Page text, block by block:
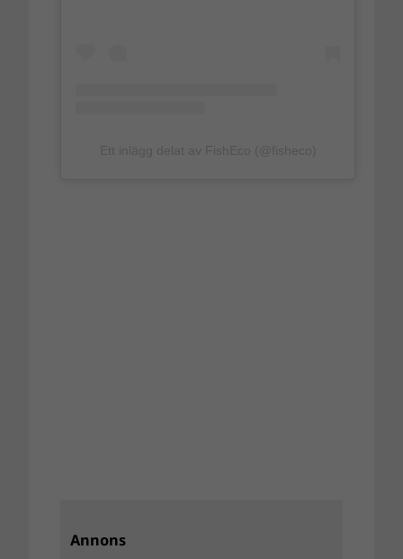
Annons